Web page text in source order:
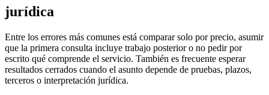
jurídica
Entre los errores más comunes está comparar solo por precio, asumir
que la primera consulta incluye trabajo posterior o no pedir por
escrito qué comprende el servicio. También es frecuente esperar
resultados cerrados cuando el asunto depende de pruebas, plazos,
terceros o interpretación jurídica.